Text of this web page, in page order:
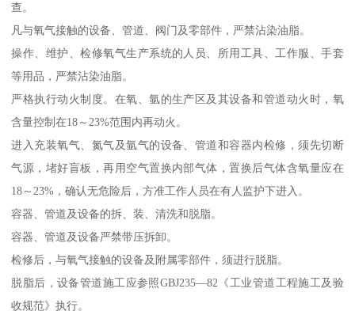
查。
凡与氧气接触的设备、管道、阀门及零部件，严禁沾染油脂。
操作、维护、检修氧气生产系统的人员、所用工具、工作服、手套
等用品，严禁沾染油脂。
严格执行动火制度。在氧、氩的生产区及其设备和管道动火时，氧
含量控制在18～23%范围内再动火。
进入充装氧气、氮气及氩气的设备、管道和容器内检修，须先切断
气源，堵好盲板，再用空气置换内部气体，置换后气体含氧量应在
18～23%，确认无危险后，方准工作人员在有人监护下进入。
容器、管道及设备的拆、装、清洗和脱脂。
容器、管道及设备严禁带压拆卸。
检修后，与氧气接触的设备及附属零部件，须进行脱脂。
脱脂后，设备管道施工应参照GBJ235—82《工业管道工程施工及验
收规范》执行。